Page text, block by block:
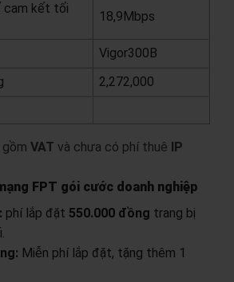
cam kết tối
18,9Mbps
Vigor300B
2,272,000
VAT và chưa có phí thuê
IP
FPT gói cước doanh nghiệp
phí lắp đặt 550.000 đồng trang bị
Miễn phí lắp đặt, tặng thêm 1